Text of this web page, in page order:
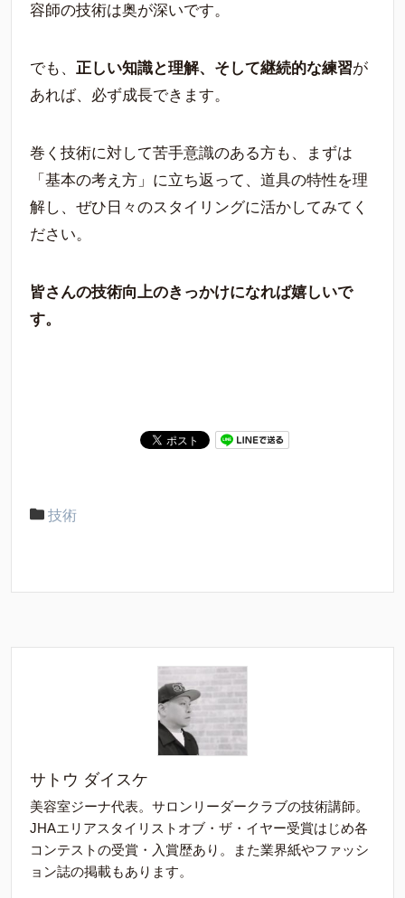
容師の技術は奥が深いです。
でも、 正しい知識と理解、そして継続的な練習が
あれば、必ず成長できます。
巻く技術に対して苦手意識のある方も、まずは
「基本の考え方」に立ち返って、道具の特性を理
解し、ぜひ日々のスタイリングに活かしてみてく
ださい。
皆さんの技術向上のきっかけになれば嬉しいで
す。
技術
サトウ ダイスケ
美容室ジーナ代表。サロンリーダークラブの技術講師。
JHAエリアスタイリストオブ・ザ・イヤー受賞はじめ各
コンテストの受賞・入賞歴あり。また業界紙やファッシ
ョン誌の掲載もあります。